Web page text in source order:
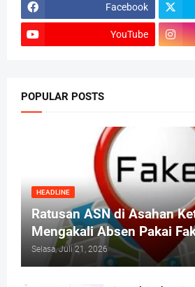
Facebook
YouTube
POPULAR POSTS
HEADLINE
Ratusan ASN di Asahan
Mengakali Absen Pakai
Selasa, Juli 21, 2026